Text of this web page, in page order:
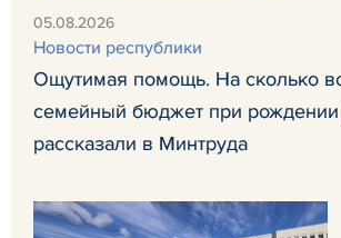
05.08.2026
Новости республики
Ощутимая помощь. На сколько
семейный бюджет при рождении
рассказали в Минтруда